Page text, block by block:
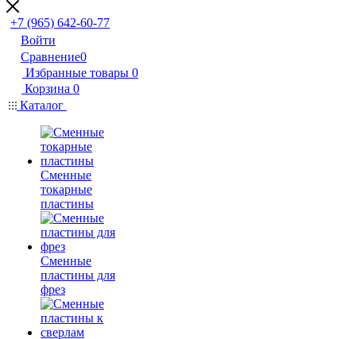
+7 (965) 642-60-77
Войти
Сравнение0
Избранные товары 0
Корзина 0
Каталог
Сменные
токарные
пластины
Сменные
пластины для
фрез